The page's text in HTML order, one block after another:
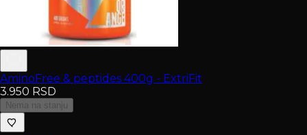
AminoFree & peptides 400g - ExtriFit
3.950 RSD
Nema na stanju